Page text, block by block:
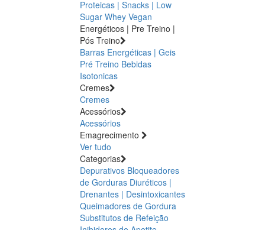
Proteicas | Snacks | Low
Sugar Whey Vegan
Energéticos | Pre Treino |
Pós Treino
Barras Energéticas | Geis
Pré Treino Bebidas
Isotonicas
Cremes
Cremes
Acessórios
Acessórios
Emagrecimento
Ver tudo
Categorias
Depurativos Bloqueadores
de Gorduras Diuréticos |
Drenantes | Desintoxicantes
Queimadores de Gordura
Substitutos de Refeição